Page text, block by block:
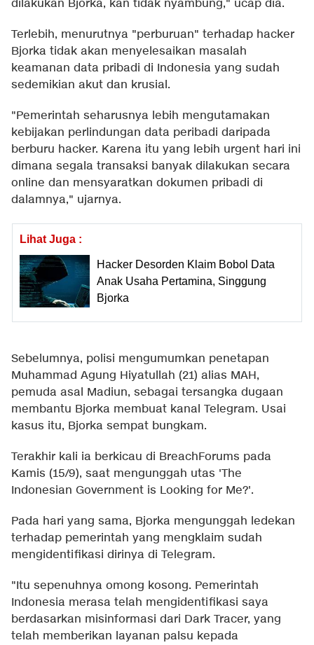
dilakukan Bjorka, kan tidak nyambung," ucap dia.
Terlebih, menurutnya "perburuan" terhadap hacker
Bjorka tidak akan menyelesaikan masalah
keamanan data pribadi di Indonesia yang sudah
sedemikian akut dan krusial.
"Pemerintah seharusnya lebih mengutamakan
kebijakan perlindungan data peribadi daripada
berburu hacker. Karena itu yang lebih urgent hari ini
dimana segala transaksi banyak dilakukan secara
online dan mensyaratkan dokumen pribadi di
dalamnya," ujarnya.
Lihat Juga :
Hacker Desorden Klaim Bobol Data
Anak Usaha Pertamina, Singgung
Bjorka
Sebelumnya, polisi mengumumkan penetapan
Muhammad Agung Hiyatullah (21) alias MAH,
pemuda asal Madiun, sebagai tersangka dugaan
membantu Bjorka membuat kanal Telegram. Usai
kasus itu, Bjorka sempat bungkam.
Terakhir kali ia berkicau di BreachForums pada
Kamis (15/9), saat mengunggah utas 'The
Indonesian Government is Looking for Me?'.
Pada hari yang sama, Bjorka mengunggah ledekan
terhadap pemerintah yang mengklaim sudah
mengidentifikasi dirinya di Telegram.
"Itu sepenuhnya omong kosong. Pemerintah
Indonesia merasa telah mengidentifikasi saya
berdasarkan misinformasi dari Dark Tracer, yang
telah memberikan layanan palsu kepada